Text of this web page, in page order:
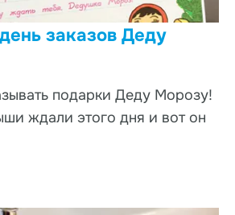
заказов Деду
подарки Деду Морозу!
ждали этого дня и вот он